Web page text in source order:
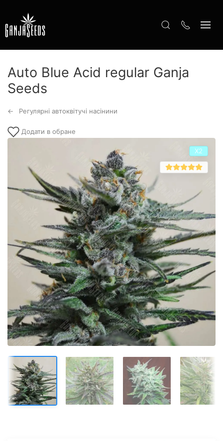
Auto Blue Acid regular Ganja
Seeds
Регулярні автоквітучі насінини
Додати в обране
Х2